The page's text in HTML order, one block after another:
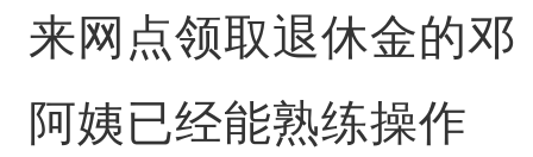
来网点领取退休金的邓
阿姨已经能熟练操作